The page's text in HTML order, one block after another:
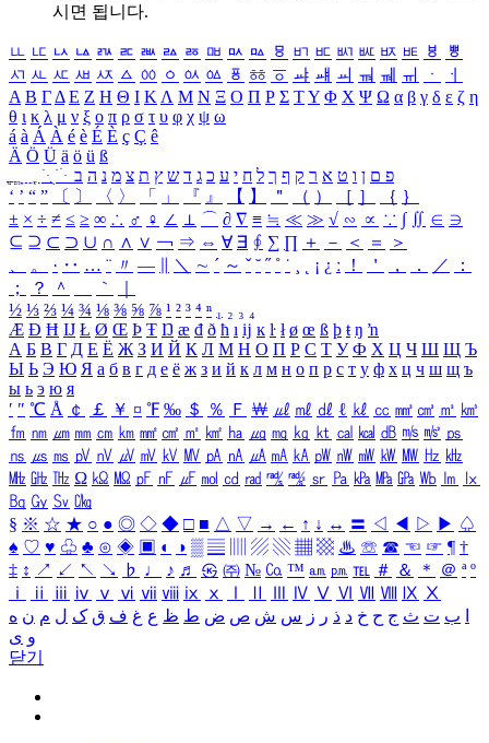
시면 됩니다.
ㅥ ㅦ ㅧ ㅨ ㅩ ㅪ ㅫ ㅬ ㅭ ㅮ ㅯ ㅰ ㅱ ㅲ ㅳ ㅴ ㅵ ㅶ ㅷ ㅸ
ㅹ
ㅺ ㅻ ㅼ ㅽ ㅾ ㅿ ㆀ ㆁ ㆂ ㆃ ㆄ ㆅ ㆆ ㆇ ㆈ ㆉ ㆊ ㆋ ㆌ ㆍ
ㆎ
Α Β ΓΔ Ε Ζ Η Θ Ι ΚΛ Μ Ν Ξ Ο Π Ρ Σ ΤΥ Φ Χ Ψ Ω α β γ δ ε ζ η
θ ι κ λ μ ν ξ ο π ρ σ τ υ φ χ ψ ω
á à Á À é è É È ç Ç ê
Ä Ö Ü ä ö ü ß
ִֶֹ ֻּ ׁׂ פ ם ן ו ט א ר ק ף ך ל ח י ע כ ג ד ש ץ ת צ מ נ ה ב
‘ ’ “ ” 〔 〕 〈 〉 「 」 『 』 【 】 ＂ （ ） ［ ］ ｛ ｝
± × ÷ ≠ ≤ ≥ ∞ ∴ ♂ ♀ ∠ ⊥ ⌒ ∂ ∇ ≡ ≒ ≪ ≫ √ ∽ ∝ ∵ ∫ ∬ ∈ ∋
⊆ ⊇ ⊂ ⊃ ∪ ∩ ∧ ∨ ￢ ⇒ ⇔ ∀ ∃ ∮ ∑ ∏ ＋ － ＜ ＝
＞
、
。 · ‥ … ¨ 〃 ― ＼ ∼ ´ ～ ˇ ˘ ˝ ˚ ˙ ¸ ¡ ¿ ː ！ ＇ ， ． ／
：
；
？ ＾ ｀
½ ⅓ ⅔ ¼ ¾ ⅛ ⅜ ⅝ ⅞ ¹ ² ³ ⁴ ⁿ ₁ ₂ ₃ ₄
Æ Ð Ħ Ĳ Ł Ø Œ Þ Ŧ Ŋ æ đ ð ħ ı ĳ ĸ ŀ ł ø œ ß þ ŧ ŋ ŉ
А Б В Г Д Е Ё Ж З И Й К Л М Н О П Р С Т У Ф Х Ц Ч Ш Щ Ъ
Ы Ь Э Ю Я а б в г д е ё ж з и й к л м н о п р с т у ф х ц ч ш щ ъ
ы ь э ю я
′ ″ ℃ Å ￠ ￡ ￥ ¤ ℉ ‰ ＄ ％ Ｆ ￦ ㎕ ㎖ ㎗ ℓ ㎘ ㏄ ㎣ ㎤ ㎥ ㎦
㎙ ㎚ ㎛ ㎜ ㎝ ㎞ ㎟ ㎠ ㎡ ㎢ ㏊ ㎍ ㎎ ㎏ ㏏ ㎈ ㎉ ㏈ ㎧ ㎨ ㎰
㎱ ㎲ ㎳ ㎴ ㎵ ㎶ ㎷ ㎸ ㎹ ㎀ ㎁ ㎂ ㎃ ㎄ ㎺ ㎻ ㎽ ㎾ ㎿ ㎐ ㎑
㎒ ㎓ ㎔ Ω ㏀ ㏁ ㎊ ㎋ ㎌ ㏖ ㏅ ㎭ ㎮ ㎯ ㏛ ㎩ ㎪ ㎫ ㎬ ㏝ ㏐
㏓
㏃ ㏉ ㏜ ㏆
§ ※ ☆ ★ ○ ● ◎ ◇ ◆ □ ■ △ ▽ → ← ↑ ↓ ↔ 〓 ◁ ◀ ▷ ▶ ♤
♠ ♡ ♥ ♧ ♣ ⊙ ◈ ▣ ◐ ◑ ▒ ▤ ▨ ▧ ▦ ▩ ♨ ☏ ☎ ☜ ☞ ¶ †
‡ ↕ ↗ ↙ ↖ ↘ ♭ ♩ ♪ ♬ ㉿ ㈜ № ㏇ ™ ㏂ ㏘ ℡ ＃ ＆ ＊ ＠ ª º
ⅰ
ⅱ ⅲ ⅳ ⅴ ⅵ ⅶ ⅷ ⅸ ⅹ Ⅳ Ⅴ Ⅵ Ⅶ Ⅷ Ⅸ Ⅹ
ب ت ث ج ح خ د ذ ر ز س ش ص ض ط ظ ع غ ف ق ک ل م ن ه
و ی
닫기